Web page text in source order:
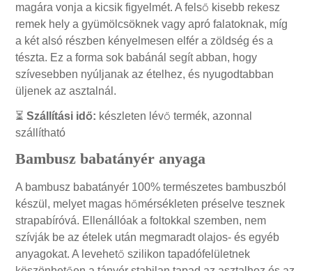
magára vonja a kicsik figyelmét. A felső kisebb rekesz
remek hely a gyümölcsöknek vagy apró falatoknak, míg
a két alsó részben kényelmesen elfér a zöldség és a
tészta. Ez a forma sok babánál segít abban, hogy
szívesebben nyúljanak az ételhez, és nyugodtabban
üljenek az asztalnál.
⏳Szállítási idő: készleten lévő termék, azonnal
szállítható
Bambusz babatányér anyaga
A bambusz babatányér 100% természetes bambuszból
készül, melyet magas hőmérsékleten préselve tesznek
strapabíróvá. Ellenállóak a foltokkal szemben, nem
szívják be az ételek után megmaradt olajos- és egyéb
anyagokat. A levehető szilikon tapadófelületnek